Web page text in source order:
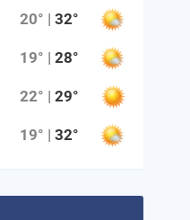
20° |32°
19° |28°
22° |29°
19° |32°